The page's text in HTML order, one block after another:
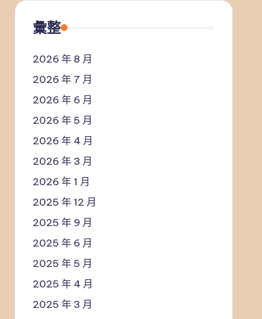
彙整
2026 年 8 月
2026 年 7 月
2026 年 6 月
2026 年 5 月
2026 年 4 月
2026 年 3 月
2026 年 1 月
2025 年 12 月
2025 年 9 月
2025 年 6 月
2025 年 5 月
2025 年 4 月
2025 年 3 月